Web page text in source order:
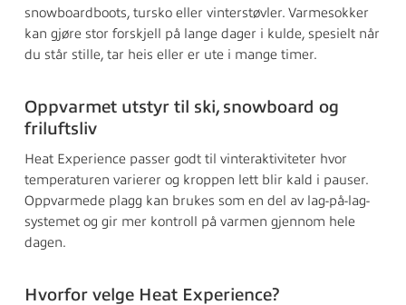
snowboardboots, tursko eller vinterstøvler. Varmesokker
kan gjøre stor forskjell på lange dager i kulde, spesielt når
du står stille, tar heis eller er ute i mange timer.
Oppvarmet utstyr til ski, snowboard og
friluftsliv
Heat Experience passer godt til vinteraktiviteter hvor
temperaturen varierer og kroppen lett blir kald i pauser.
Oppvarmede plagg kan brukes som en del av lag-på-lag-
systemet og gir mer kontroll på varmen gjennom hele
dagen.
Hvorfor velge Heat Experience?